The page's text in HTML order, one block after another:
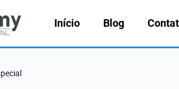
Início Blog